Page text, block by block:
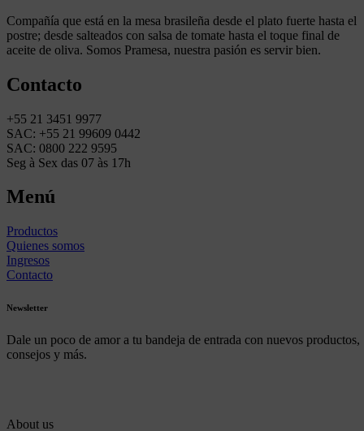
Compañía que está en la mesa brasileña desde el plato fuerte hasta el
postre; desde salteados con salsa de tomate hasta el toque final de
aceite de oliva. Somos Pramesa, nuestra pasión es servir bien.
Contacto
+55 21 3451 9977
SAC: +55 21 99609 0442
SAC: 0800 222 9595
Seg à Sex das 07 às 17h
Menú
Productos
Quienes somos
Ingresos
Contacto
Newsletter
Dale un poco de amor a tu bandeja de entrada con nuevos productos,
consejos y más.
About us